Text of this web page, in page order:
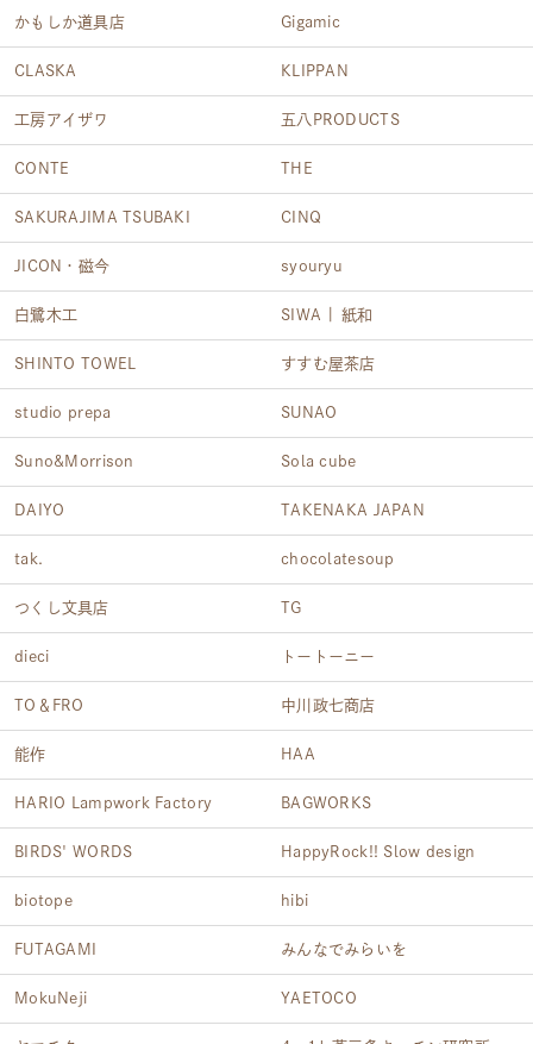
かもしか道具店 Gigamic
CLASKA KLIPPAN
工房アイザワ 五八PRODUCTS
CONTE THE
SAKURAJIMA TSUBAKI CINQ
JICON・磁今 syouryu
白鷺木工 SIWA | 紙和
SHINTO TOWEL すすむ屋茶店
studio prepa SUNAO
Suno&Morrison Sola cube
DAIYO TAKENAKA JAPAN
tak. chocolatesoup
つくし文具店 TG
dieci トートーニー
TO＆FRO 中川政七商店
能作 HAA
HARIO Lampwork Factory BAGWORKS
BIRDS' WORDS HappyRock!! Slow design
biotope hibi
FUTAGAMI みんなでみらいを
MokuNeji YAETOCO